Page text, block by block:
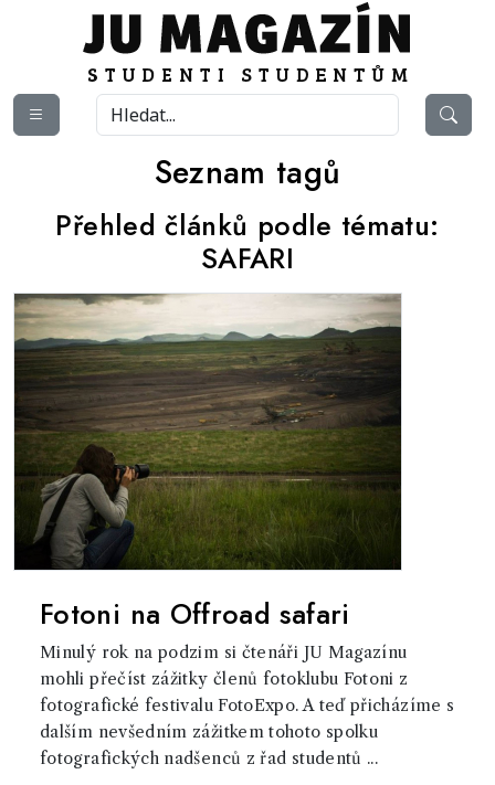
Seznam tagů
Přehled článků podle tématu:
SAFARI
Fotoni na Offroad safari
Minulý rok na podzim si čtenáři JU Magazínu
mohli přečíst zážitky členů fotoklubu Fotoni z
fotografické festivalu FotoExpo. A teď přicházíme s
dalším nevšedním zážitkem tohoto spolku
fotografických nadšenců z řad studentů ...